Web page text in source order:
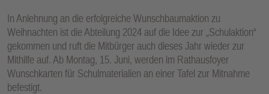
In Anlehnung an die erfolgreiche Wunschbaumaktion zu
Weihnachten ist die Abteilung 2024 auf die Idee zur „Schulaktion“
gekommen und ruft die Mitbürger auch dieses Jahr wieder zur
Mithilfe auf. Ab Montag, 15. Juni, werden im Rathausfoyer
Wunschkarten für Schulmaterialien an einer Tafel zur Mitnahme
befestigt.